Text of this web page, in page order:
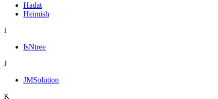
Hadat
Heimish
I
IsNtree
J
JMSolution
K